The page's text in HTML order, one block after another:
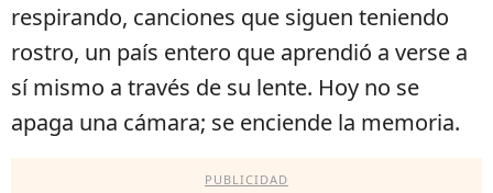
respirando, canciones que siguen teniendo
rostro, un país entero que aprendió a verse a
sí mismo a través de su lente. Hoy no se
apaga una cámara; se enciende la memoria.
PUBLICIDAD